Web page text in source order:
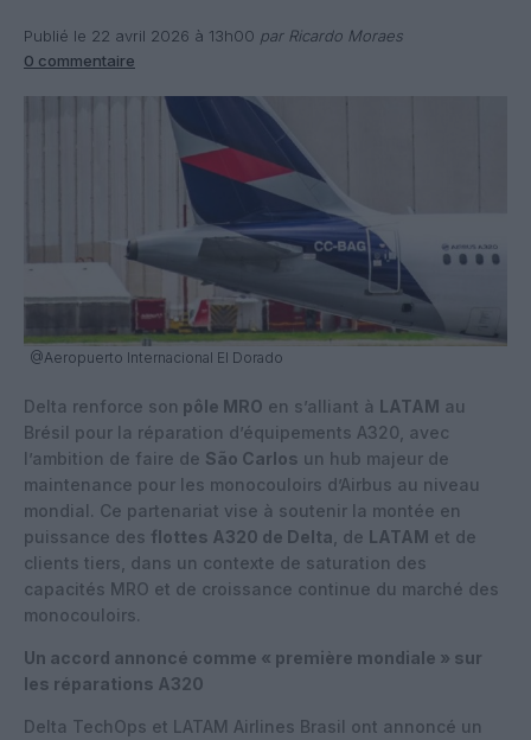
Publié le 22 avril 2026 à 13h00 par Ricardo Moraes
0 commentaire
@Aeropuerto Internacional El Dorado
Delta renforce son pôle MRO en s’alliant à LATAM au
Brésil pour la réparation d’équipements A320, avec
l’ambition de faire de São Carlos un hub majeur de
maintenance pour les monocouloirs d’Airbus au niveau
mondial. Ce partenariat vise à soutenir la montée en
puissance des flottes A320 de Delta , de LATAM et de
clients tiers, dans un contexte de saturation des
capacités MRO et de croissance continue du marché des
monocouloirs.
Un accord annoncé comme « première mondiale » sur
les réparations A320
Delta TechOps et LATAM Airlines Brasil ont annoncé un